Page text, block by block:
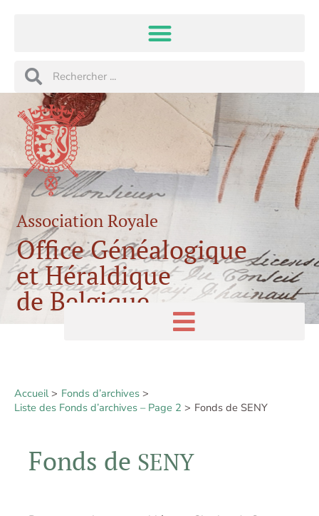
RechercherRechercher
Association Royale
Office Généalogique
et Héraldique
de Belgique
Accueil
Fonds d’archives
Liste des Fonds d’archives – Page 2
Fonds de SENY
Fonds de SENY